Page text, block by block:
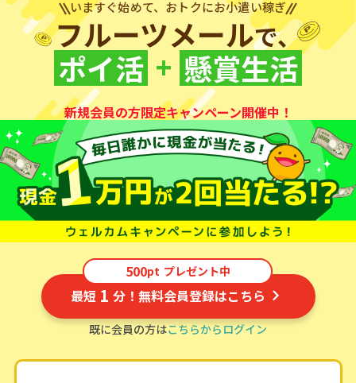
いますぐ始めて、おトクにお小遣い稼ぎ
フルーツメールで、
ポイ活 + 懸賞生活
新規会員の方限定キャンペーン開催中！
500pt プレゼント中
最短 1 分！無料会員登録はこちら
既に会員の方はこちらからログイン